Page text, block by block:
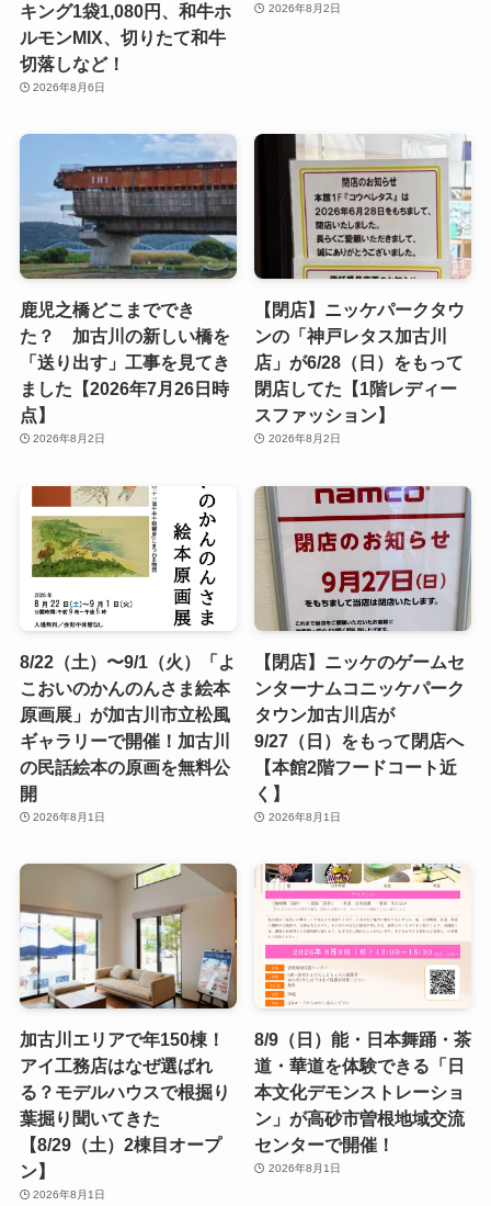
キング1袋1,080円、和牛ホ
ルモンMIX、切りたて和牛
切落しなど！
2026年8月6日
2026年8月2日
鹿児之橋どこまででき
た？ 加古川の新しい橋を
「送り出す」工事を見てき
ました【2026年7月26日時
点】
2026年8月2日
【閉店】ニッケパークタウ
ンの「神戸レタス加古川
店」が6/28（日）をもって
閉店してた【1階レディー
スファッション】
2026年8月2日
8/22（土）〜9/1（火）「よ
こおいのかんのんさま絵本
原画展」が加古川市立松風
ギャラリーで開催！加古川
の民話絵本の原画を無料公
開
2026年8月1日
【閉店】ニッケのゲームセ
ンターナムコニッケパーク
タウン加古川店が
9/27（日）をもって閉店へ
【本館2階フードコート近
く】
2026年8月1日
加古川エリアで年150棟！
アイ工務店はなぜ選ばれ
る？モデルハウスで根掘り
葉掘り聞いてきた
【8/29（土）2棟目オープ
ン】
2026年8月1日
8/9（日）能・日本舞踊・茶
道・華道を体験できる「日
本文化デモンストレーショ
ン」が高砂市曽根地域交流
センターで開催！
2026年8月1日